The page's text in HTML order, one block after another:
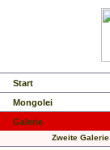
Start
Mongolei
Galerie
Zweite Galerie